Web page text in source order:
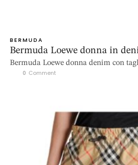
BERMUDA
Bermuda Loewe donna in
Bermuda Loewe donna denim con
0 Comment